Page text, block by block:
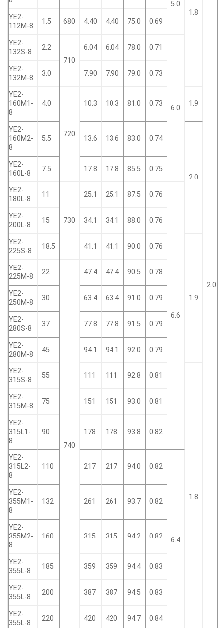
1.8
2.0
5.0
YE2-
112M-8
1.5 680 4.40 4.40 75.0 0.69
YE2-
132S-8
2.2
710
6.04 6.04 78.0 0.71
6.0
YE2-
132M-8
3.0 7.90 7.90 79.0 0.73
YE2-
160M1-
8
4.0
720
10.3 10.3 81.0 0.73 1.9
YE2-
160M2-
8
5.5 13.6 13.6 83.0 0.74
2.0
YE2-
160L-8
7.5 17.8 17.8 85.5 0.75
YE2-
180L-8
11
730
25.1 25.1 87.5 0.76
6.6
YE2-
200L-8
15 34.1 34.1 88.0 0.76
YE2-
225S-8
18.5 41.1 41.1 90.0 0.76
1.9
YE2-
225M-8
22
740
47.4 47.4 90.5 0.78
YE2-
250M-8
30 63.4 63.4 91.0 0.79
YE2-
280S-8
37 77.8 77.8 91.5 0.79
YE2-
280M-8
45 94.1 94.1 92.0 0.79
YE2-
315S-8
55 111 111 92.8 0.81
1.8
YE2-
315M-8
75 151 151 93.0 0.81
YE2-
315L1-
8
90 178 178 93.8 0.82
YE2-
315L2-
8
110 217 217 94.0 0.82
6.4
YE2-
355M1-
8
132 261 261 93.7 0.82
YE2-
355M2-
8
160 315 315 94.2 0.82
YE2-
355L-8
185 359 359 94.4 0.83
YE2-
355L-8
200 387 387 94.5 0.83
YE2-
355L-8
220 420 420 94.7 0.84